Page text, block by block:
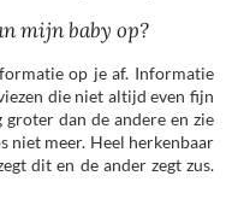
mijn baby op?
op je af. Informatie
die niet altijd even fijn
dan de andere en zie
niet meer. Heel herkenbaar
dit en de ander zegt zus.